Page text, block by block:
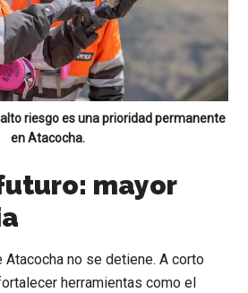
riesgo es una prioridad permanente
en Atacocha.
mayor
Atacocha no se detiene. A corto
herramientas como el